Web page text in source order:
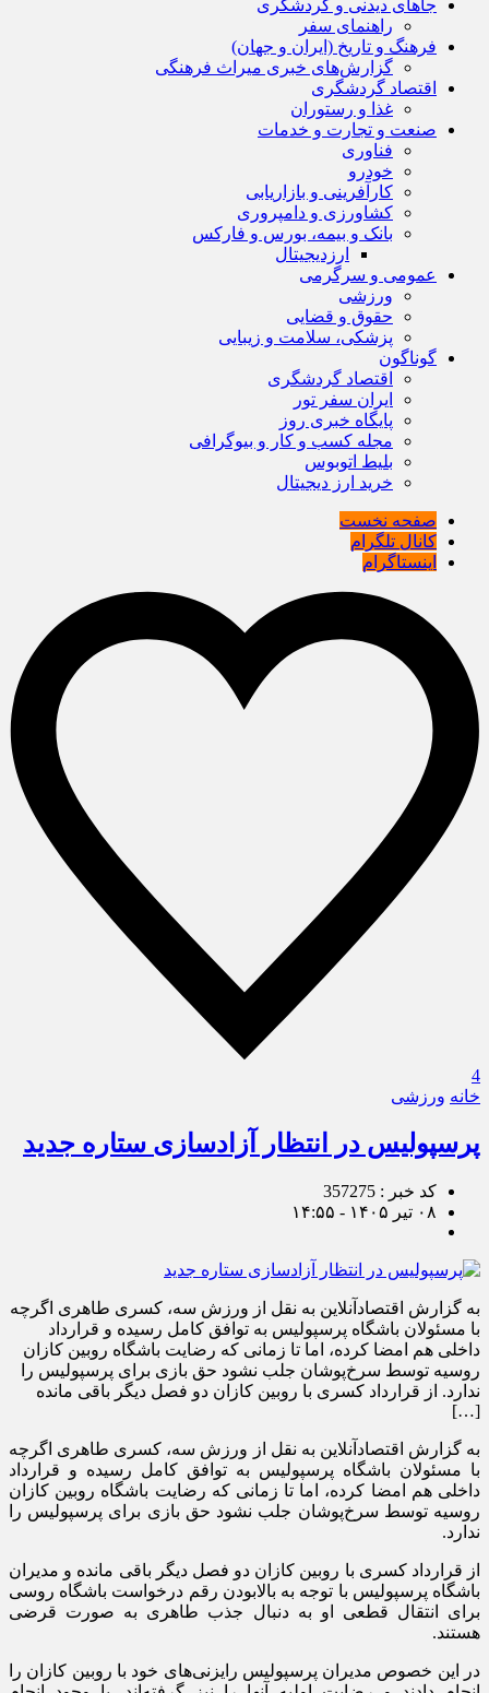
جاهای دیدنی و گردشگری
راهنمای سفر
فرهنگ و تاریخ (ایران و جهان)
گزارش‌های خبری میراث فرهنگی
اقتصاد گردشگری
غذا و رستوران
صنعت و تجارت و خدمات
فناوری
خودرو
کارآفرینی و بازاریابی
کشاورزی و دامپروری
بانک و بیمه، بورس و فارکس
ارزدیجیتال
عمومی و سرگرمی
ورزشی
حقوق و قضایی
پزشکی، سلامت و زیبایی
گوناگون
اقتصاد گردشگری
ایران سفر تور
پایگاه خبری روز
مجله کسب و کار و بیوگرافی
بلیط اتوبوس
خرید ارز دیجیتال
صفحه نخست
کانال تلگرام
اینستاگرام
4
خانه ورزشی
پرسپولیس در انتظار آزادسازی ستاره جدید
کد خبر : 357275
۰۸ تیر ۱۴۰۵ - ۱۴:۵۵
به گزارش اقتصادآنلاین به نقل از ورزش سه، کسری طاهری اگرچه
با مسئولان باشگاه پرسپولیس به توافق کامل رسیده و قرارداد
داخلی هم امضا کرده، اما تا زمانی که رضایت باشگاه روبین کازان
روسیه توسط سرخ‌پوشان جلب نشود حق بازی برای پرسپولیس را
ندارد. از قرارداد کسری با روبین کازان دو فصل دیگر باقی مانده
[…]
به گزارش اقتصادآنلاین به نقل از ورزش سه، کسری طاهری اگرچه
با مسئولان باشگاه پرسپولیس به توافق کامل رسیده و قرارداد
داخلی هم امضا کرده، اما تا زمانی که رضایت باشگاه روبین کازان
روسیه توسط سرخ‌پوشان جلب نشود حق بازی برای پرسپولیس را
ندارد.
از قرارداد کسری با روبین کازان دو فصل دیگر باقی مانده و مدیران
باشگاه پرسپولیس با توجه به بالابودن رقم درخواست باشگاه روسی
برای انتقال قطعی او به دنبال جذب طاهری به صورت قرضی
هستند.
در این خصوص مدیران پرسپولیس رایزنی‌های خود با روبین کازان را